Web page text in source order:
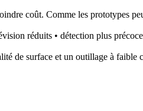
coût. Comme les prototypes
réduits • détection plus
surface et un outillage à faible